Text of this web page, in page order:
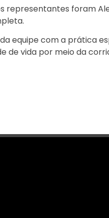
representantes foram
equipe com a prática
de vida por meio da